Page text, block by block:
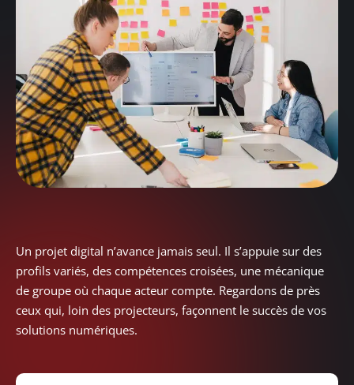
Un projet digital n’avance jamais seul. Il s’appuie sur des
profils variés, des compétences croisées, une mécanique
de groupe où chaque acteur compte. Regardons de près
ceux qui, loin des projecteurs, façonnent le succès de vos
solutions numériques.